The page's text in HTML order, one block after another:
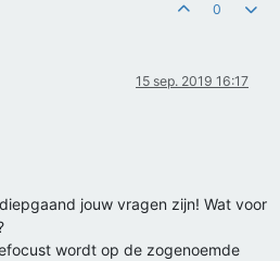
0
15 sep. 2019 16:17
jouw vragen zijn! Wat voor
wordt op de zogenoemde